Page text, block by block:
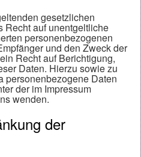
gesetzlichen
Recht auf unentgeltliche
personenbezogenen
und den Zweck der
Recht auf Berichtigung,
Daten. Hierzu sowie zu
personenbezogene Daten
der im Impressum
wenden.
der